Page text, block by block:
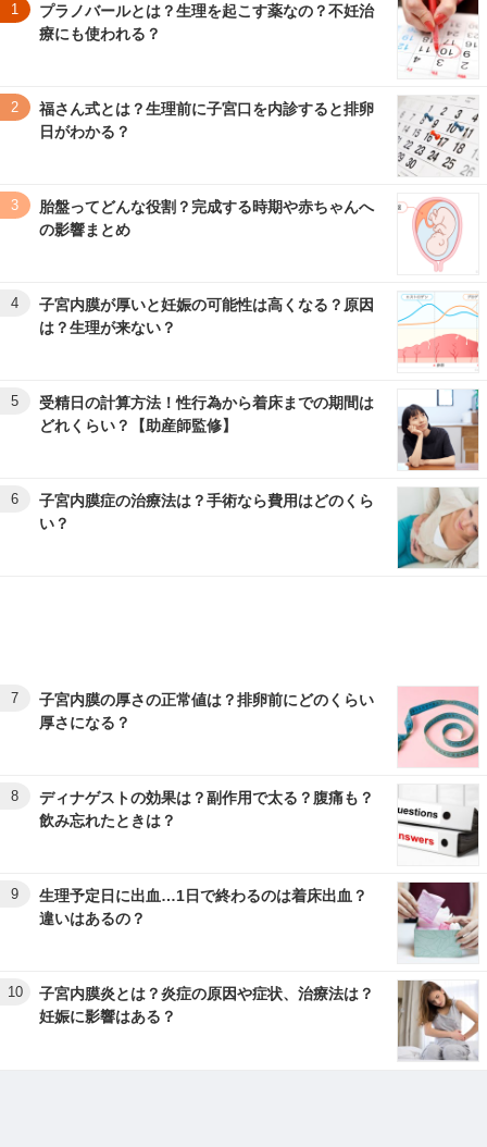
1
プラノバールとは？生理を起こす薬なの？不妊治
療にも使われる？
2
福さん式とは？生理前に子宮口を内診すると排卵
日がわかる？
3
胎盤ってどんな役割？完成する時期や赤ちゃんへ
の影響まとめ
4
子宮内膜が厚いと妊娠の可能性は高くなる？原因
は？生理が来ない？
5
受精日の計算方法！性行為から着床までの期間は
どれくらい？【助産師監修】
6
子宮内膜症の治療法は？手術なら費用はどのくら
い？
7
子宮内膜の厚さの正常値は？排卵前にどのくらい
厚さになる？
8
ディナゲストの効果は？副作用で太る？腹痛も？
飲み忘れたときは？
9
生理予定日に出血…1日で終わるのは着床出血？
違いはあるの？
10
子宮内膜炎とは？炎症の原因や症状、治療法は？
妊娠に影響はある？